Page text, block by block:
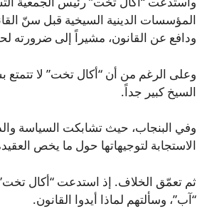
المؤسسات الدينية السيخية قبل سنّ
ودافع عن القانون، مشيراً إلى ضرورته
وعلى الرغم من أن “أكال تخت” لا تتمتع
السيخ كبير جداً.
وفي البنجاب، حيث تشابكت السياسة
الاستجابة لتوجيهاتها حول ما يخص
ثم تعمّق الخلاف. إذ استدعت “أكال
“آب”، وسألتهم لماذا أيدوا القانون.